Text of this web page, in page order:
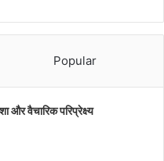
Popular
और वैचारिक परिप्रेक्ष्य